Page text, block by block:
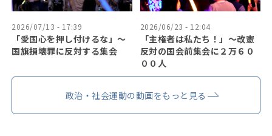
2026/07/13 - 17:39
「愛国心を押し付けるな」〜
国旗損壊罪に反対する集会
2026/06/23 - 12:04
「主権者は私たち！」〜改憲
反対の国会前集会に２万６０
００人
政治・社会運動の動画をもっと見る